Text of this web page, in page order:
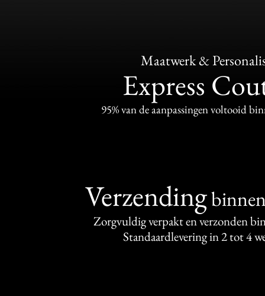
Maatwerk &
Express
95% van de aanpassingen voltooid
Verzending
Zorgvuldig verpakt en verzonden
Standaardlevering in 2 tot 4